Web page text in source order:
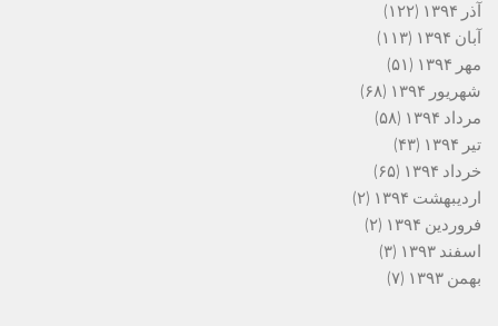
آذر ۱۳۹۴
(۱۲۲)
آبان ۱۳۹۴
(۱۱۳)
مهر ۱۳۹۴
(۵۱)
شهریور ۱۳۹۴
(۶۸)
مرداد ۱۳۹۴
(۵۸)
تیر ۱۳۹۴
(۴۳)
خرداد ۱۳۹۴
(۶۵)
اردیبهشت ۱۳۹۴
(۲)
فروردین ۱۳۹۴
(۲)
اسفند ۱۳۹۳
(۳)
بهمن ۱۳۹۳
(۷)